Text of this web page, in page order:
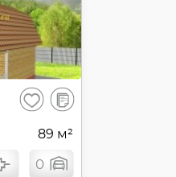
Сохранить
В
сравнение
89 м²
0